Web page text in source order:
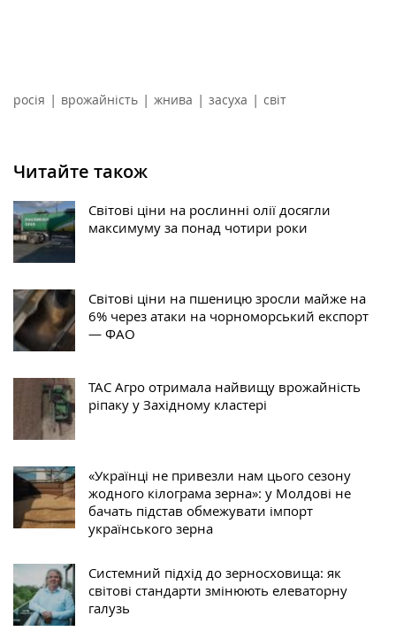
росія | врожайність | жнива | засуха | світ
Читайте також
Світові ціни на рослинні олії досягли
максимуму за понад чотири роки
Світові ціни на пшеницю зросли майже на
6% через атаки на чорноморський експорт
— ФАО
ТАС Агро отримала найвищу врожайність
ріпаку у Західному кластері
«Українці не привезли нам цього сезону
жодного кілограма зерна»: у Молдові не
бачать підстав обмежувати імпорт
українського зерна
Системний підхід до зерносховища: як
світові стандарти змінюють елеваторну
галузь